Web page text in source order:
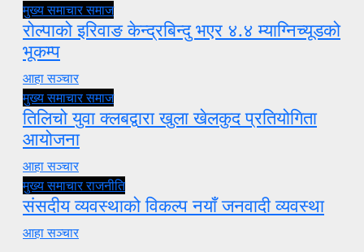
मुख्य समाचारसमाज
रोल्पाको इरिवाङ केन्द्रबिन्दु भएर ४.४ म्याग्निच्यूडको
भूकम्प
आहा सञ्चार
मुख्य समाचारसमाज
तिलिचो युवा क्लबद्वारा खुला खेलकुद प्रतियोगिता
आयोजना
आहा सञ्चार
मुख्य समाचारराजनीति
संसदीय व्यवस्थाको विकल्प नयाँ जनवादी व्यवस्था
आहा सञ्चार